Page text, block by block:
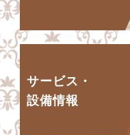
サービス・
設備情報